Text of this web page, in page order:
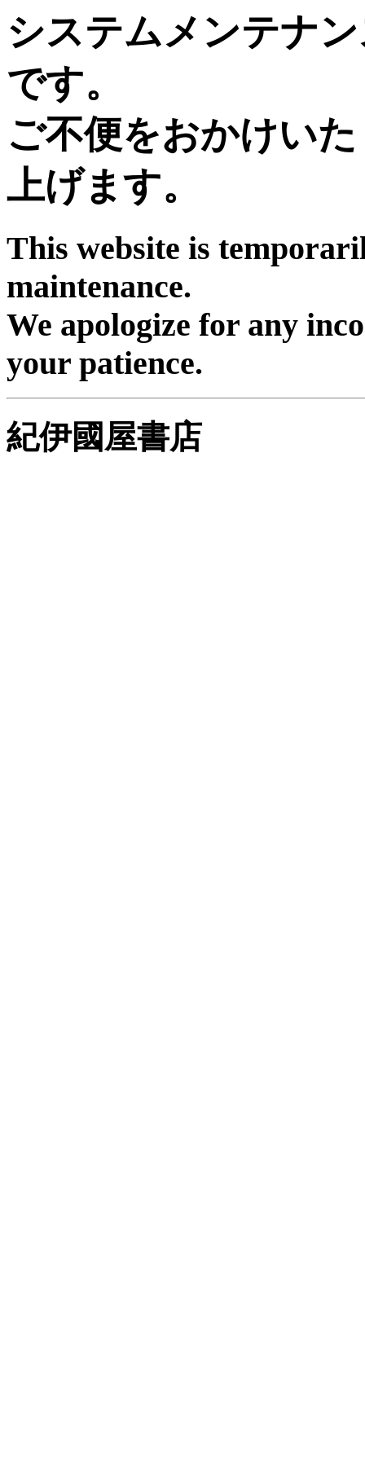
システムメンテナ
です。
ご不便をおかけい
上げます。
This website is
maintenance.
We apologize for any
your patience.
紀伊國屋書店